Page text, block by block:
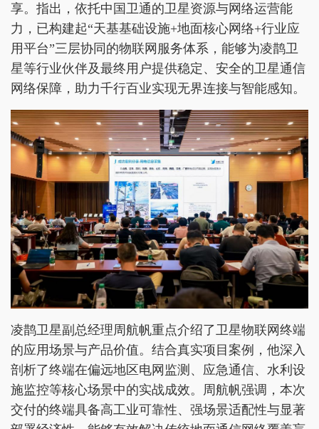
享。指出，依托中国卫通的卫星资源与网络运营能
力，已构建起“天基基础设施+地面核心网络+行业应
用平台”三层协同的物联网服务体系，能够为凌鹊卫
星等行业伙伴及最终用户提供稳定、安全的卫星通信
网络保障，助力千行百业实现无界连接与智能感知。
凌鹊卫星副总经理周航帆重点介绍了卫星物联网终端
的应用场景与产品价值。结合真实项目案例，他深入
剖析了终端在偏远地区电网监测、应急通信、水利设
施监控等核心场景中的实战成效。周航帆强调，本次
交付的终端具备高工业可靠性、强场景适配性与显著